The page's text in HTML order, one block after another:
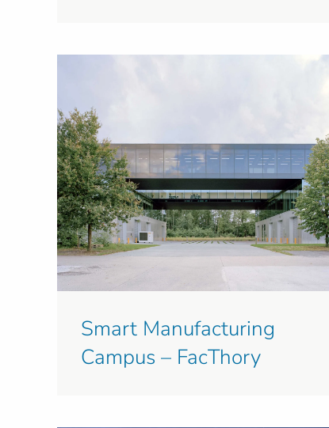
Smart Manufacturing
Campus – FacThory